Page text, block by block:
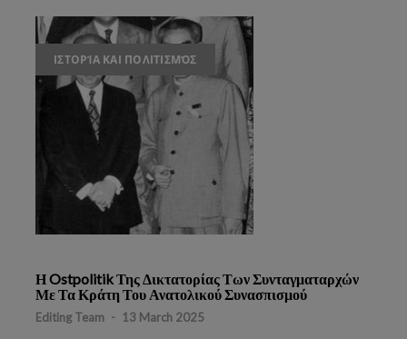
ΙΣΤΟΡΊΑ ΚΑΙ ΠΟΛΙΤΙΣΜΌΣ
Η Ostpolitik Της Δικτατορίας Των Συνταγματαρχών
Με Τα Κράτη Του Ανατολικού Συνασπισμού
Editing Team - 13 March 2025